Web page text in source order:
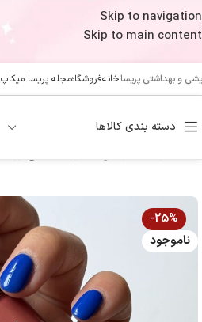
Skip to navigation
Skip to main content
و بهداشتی پریساخانهفروشگاهمجله پریسا میکاپ
دسته بندی کالاها
-25%
ناموجود